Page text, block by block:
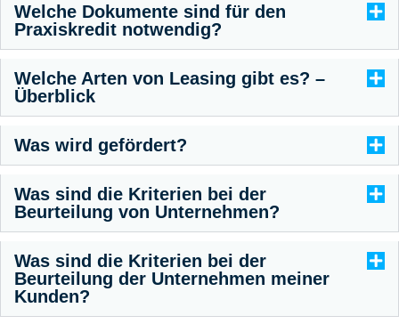
Welche Dokumente sind für den
Praxiskredit notwendig?
Welche Arten von Leasing gibt es? –
Überblick
Was wird gefördert?
Was sind die Kriterien bei der
Beurteilung von Unternehmen?
Was sind die Kriterien bei der
Beurteilung der Unternehmen meiner
Kunden?